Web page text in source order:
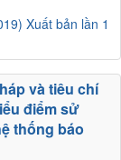
Xuất bản lần 1
và tiêu chí
điểm sử
thống báo